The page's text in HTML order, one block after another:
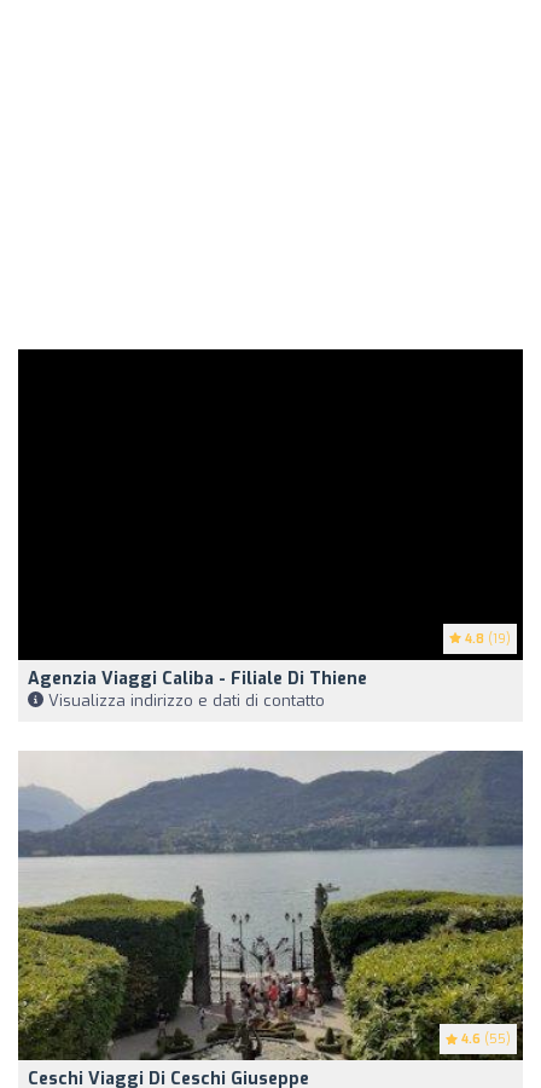
4.8 (19)
Agenzia Viaggi Caliba - Filiale Di Thiene
Visualizza indirizzo e dati di contatto
4.6 (55)
Ceschi Viaggi Di Ceschi Giuseppe